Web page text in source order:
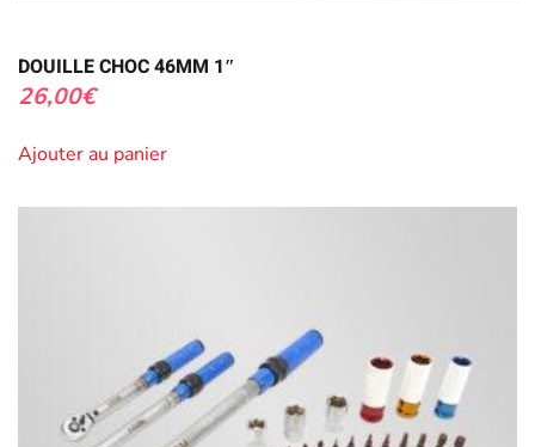
DOUILLE CHOC 46MM 1″
26,00€
Ajouter au panier